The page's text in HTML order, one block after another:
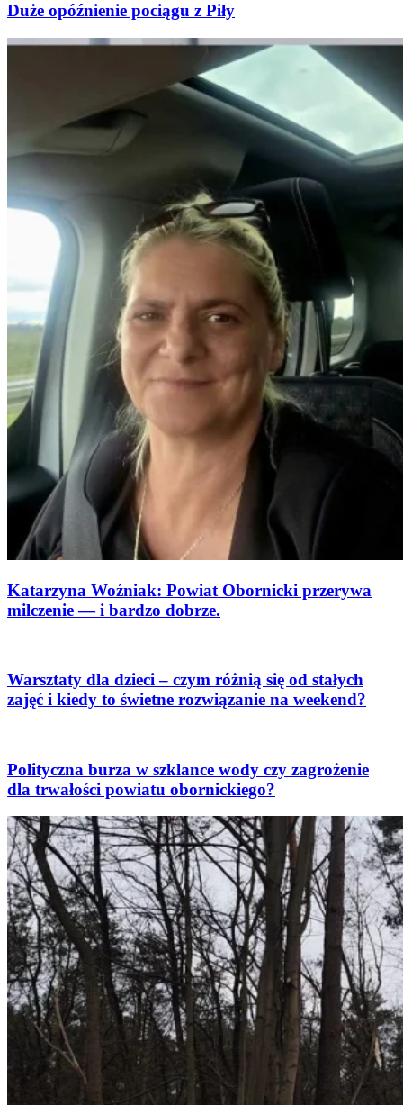
Duże opóźnienie pociągu z Piły
Katarzyna Woźniak: Powiat Obornicki przerywa
milczenie — i bardzo dobrze.
Warsztaty dla dzieci – czym różnią się od stałych
zajęć i kiedy to świetne rozwiązanie na weekend?
Polityczna burza w szklance wody czy zagrożenie
dla trwałości powiatu obornickiego?